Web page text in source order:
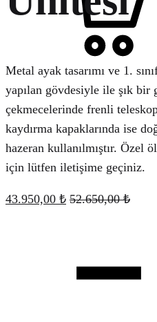
Menu
Metal ayak tasarımı ve 1.
yapılan gövdesiyle ile şık
çekmecelerinde frenli
kaydırma kapaklarında ise
hazeran kullanılmıştır. Özel
için lütfen iletişime geçiniz.
43.950,00 ₺ 52.650,00₺